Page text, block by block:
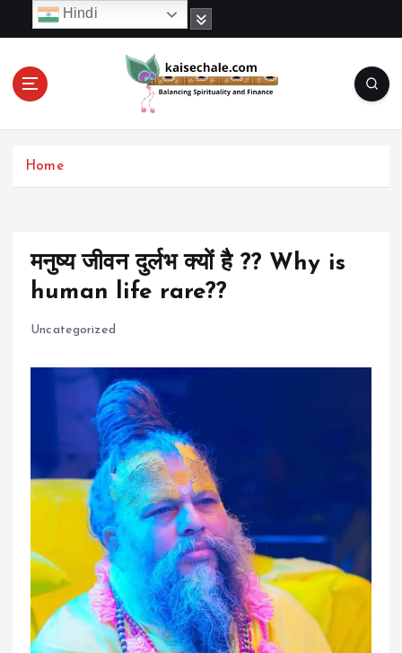
c
Home
मनुष्य जीवन दुर्लभ क्यों है ?? Why is
human life rare??
Uncategorized
Hindi